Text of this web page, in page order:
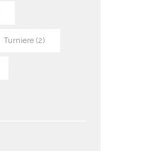
Turniere(2)